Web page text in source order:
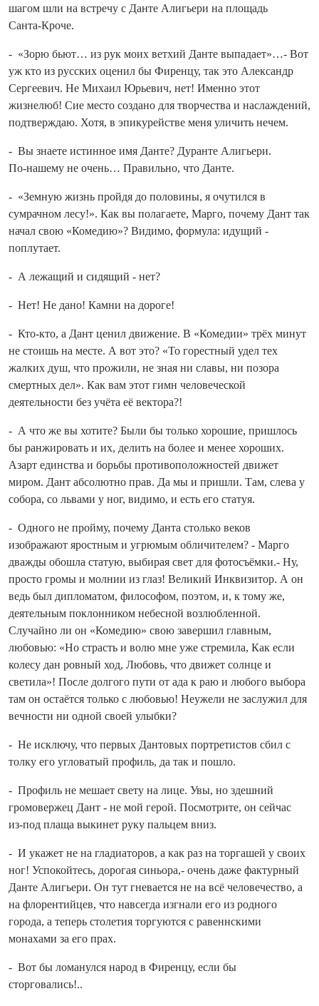
шагом шли на встречу с Данте Алигьери на площадь
Санта‑Кроче.
- «Зорю бьют… из рук моих ветхий Данте выпадает»…- Вот
уж кто из русских оценил бы Фиренцу, так это Александр
Сергеевич. Не Михаил Юрьевич, нет! Именно этот
жизнелюб! Сие место со­здано для творчества и наслаждений,
подтверждаю. Хотя, в эпикурействе меня уличить нечем.
- Вы знаете истинное имя Данте? Дуранте Алигьери.
По‑нашему не очень… Правильно, что Данте.
- «Земную жизнь пройдя до половины, я очутился в
сумрачном лесу!». Как вы полагаете, Марго, почему Дант так
начал свою «Комедию»? Видимо, формула: идущий -
поплутает.
- А лежащий и сидящий - нет?
- Нет! Не дано! Камни на дороге!
- Кто‑кто, а Дант ценил движение. В «Комедии» трёх минут
не стоишь на месте. А вот это? «То горестный удел тех
жалких душ, что прожили, не зная ни славы, ни позора
смертных дел». Как вам этот гимн человеческой
деятельности без учёта её вектора?!
- А что же вы хотите? Были бы только хорошие, пришлось
бы ранжировать и их, делить на более и менее хороших.
Азарт единства и борьбы противоположностей движет
миром. Дант абсолютно прав. Да мы и при­шли. Там, слева у
собора, со львами у ног, видимо, и есть его статуя.
- Одного не пройму, почему Данта столько веков
изображают яростным и угрюмым обличителем? - Марго
дважды обошла статую, выбирая свет для фотосъёмки.- Ну,
просто громы и молнии из глаз! Великий Инквизитор. А он
ведь был дипломатом, философом, поэтом, и, к тому же,
деятельным поклонником небесной возлюбленной.
Случайно ли он «Комедию» свою завершил главным,
любовью: «Но страсть и волю мне уже стремила, Как если
колесу дан ровный ход, Любовь, что движет солнце и
светила»! После долгого пути от ада к раю и любого выбора
там он остаётся только с любовью! Неужели не заслужил для
вечности ни одной своей улыбки?
- Не исключу, что первых Дантовых порт­ретистов сбил с
толку его угловатый профиль, да так и пошло.
- Профиль не мешает свету на ли­це. Увы, но здешний
громовержец Дант - не мой герой. Посмотрите, он сейчас
из‑под плаща выкинет руку пальцем вниз.
- И укажет не на гладиаторов, а как раз на торгашей у своих
ног! Успокойтесь, дорогая синьора,- очень даже фактурный
Данте Алигьери. Он тут гневается не на всё человечество, а
на флорентийцев, что навсе­гда изгнали его из родного
города, а теперь столетия торгуются с равеннскими
монахами за его прах.
- Вот бы ломанулся народ в Фиренцу, если бы
сторговались!..